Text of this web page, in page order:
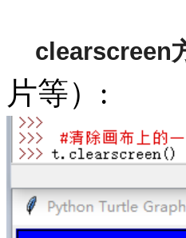
clearscreen
片等）
: